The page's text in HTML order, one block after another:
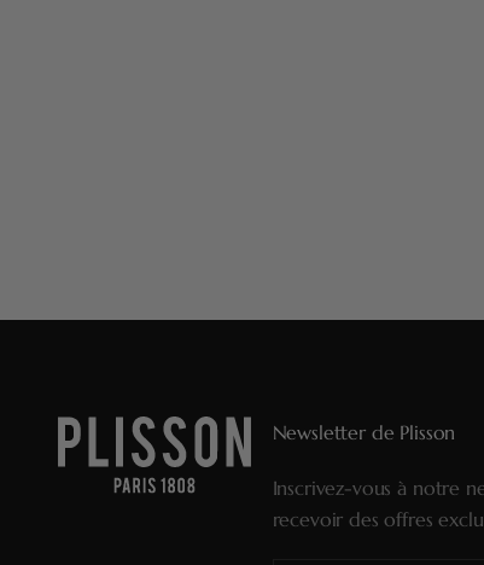
Newsletter de Plisson
Inscrivez-vous à notre
recevoir des offres